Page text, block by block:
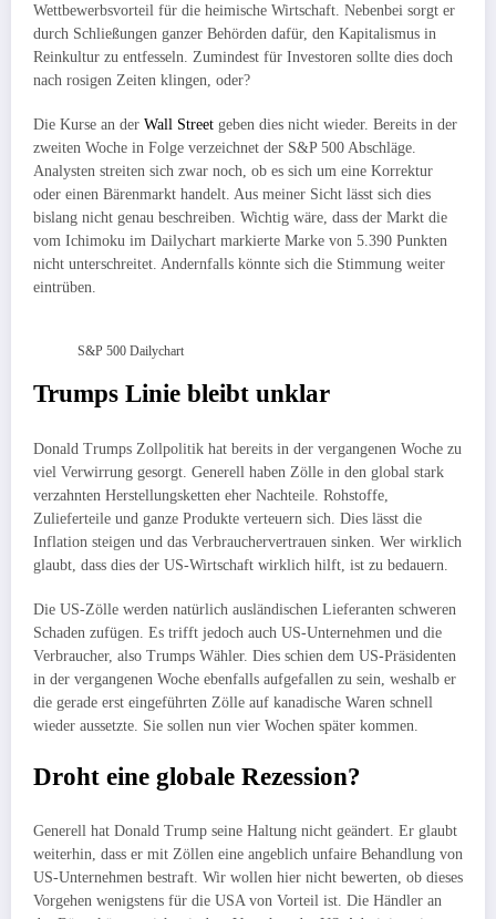
Wettbewerbsvorteil für die heimische Wirtschaft. Nebenbei sorgt er
durch Schließungen ganzer Behörden dafür, den Kapitalismus in
Reinkultur zu entfesseln. Zumindest für Investoren sollte dies doch
nach rosigen Zeiten klingen, oder?
Die Kurse an der Wall Street geben dies nicht wieder. Bereits in der
zweiten Woche in Folge verzeichnet der S&P 500 Abschläge.
Analysten streiten sich zwar noch, ob es sich um eine Korrektur
oder einen Bärenmarkt handelt. Aus meiner Sicht lässt sich dies
bislang nicht genau beschreiben. Wichtig wäre, dass der Markt die
vom Ichimoku im Dailychart markierte Marke von 5.390 Punkten
nicht unterschreitet. Andernfalls könnte sich die Stimmung weiter
eintrüben.
S&P 500 Dailychart
Trumps Linie bleibt unklar
Donald Trumps Zollpolitik hat bereits in der vergangenen Woche zu
viel Verwirrung gesorgt. Generell haben Zölle in den global stark
verzahnten Herstellungsketten eher Nachteile. Rohstoffe,
Zulieferteile und ganze Produkte verteuern sich. Dies lässt die
Inflation steigen und das Verbrauchervertrauen sinken. Wer wirklich
glaubt, dass dies der US-Wirtschaft wirklich hilft, ist zu bedauern.
Die US-Zölle werden natürlich ausländischen Lieferanten schweren
Schaden zufügen. Es trifft jedoch auch US-Unternehmen und die
Verbraucher, also Trumps Wähler. Dies schien dem US-Präsidenten
in der vergangenen Woche ebenfalls aufgefallen zu sein, weshalb er
die gerade erst eingeführten Zölle auf kanadische Waren schnell
wieder aussetzte. Sie sollen nun vier Wochen später kommen.
Droht eine globale Rezession?
Generell hat Donald Trump seine Haltung nicht geändert. Er glaubt
weiterhin, dass er mit Zöllen eine angeblich unfaire Behandlung von
US-Unternehmen bestraft. Wir wollen hier nicht bewerten, ob dieses
Vorgehen wenigstens für die USA von Vorteil ist. Die Händler an